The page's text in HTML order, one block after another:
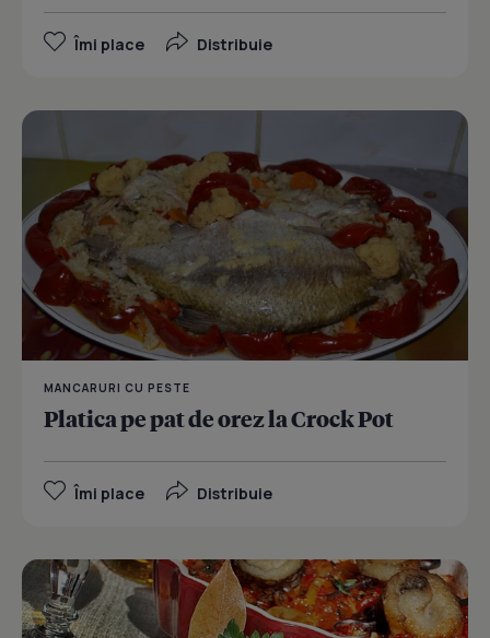
Îmi place Distribuie
MANCARURI CU PESTE
Platica pe pat de orez la Crock Pot
Îmi place Distribuie